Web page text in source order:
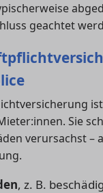
geachtet
Sie
verursachst –
, z. B.